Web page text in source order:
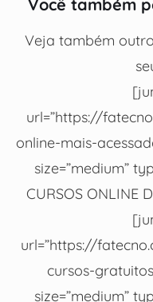
Você também
Veja também
url=”https://
online-mais-
size=”medium”
CURSOS ONLINE
url=”https://
cursos-
size=”medium”